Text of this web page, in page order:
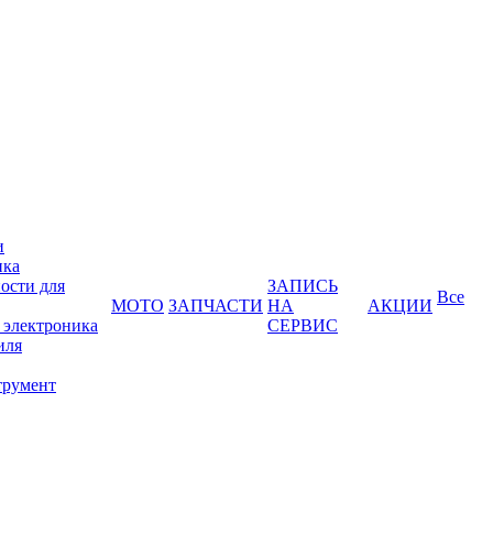
для
МОТО ЗАПЧАСТИ
ЗАПИСЬ
НА
СЕРВИС
АКЦИИ Все